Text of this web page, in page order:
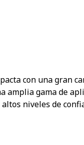
con una gran
amplia gama de
niveles de